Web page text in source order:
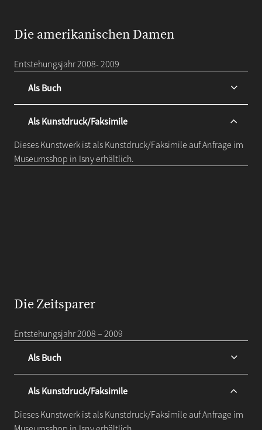
Die amerikanischen Damen
Entstehungsjahr 2008- 2009
Als Buch
Als Kunstdruck/Faksimile
Dieses Kunstwerk ist als Kunstdruck/Faksimile auf Anfrage im
Museumsshop in Isny erhältlich.
Die Zeitsparer
Entstehungsjahr 2008 – 2009
Als Buch
Als Kunstdruck/Faksimile
Dieses Kunstwerk ist als Kunstdruck/Faksimile auf Anfrage im